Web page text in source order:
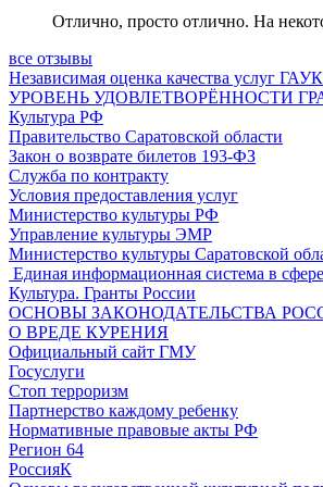
Отлично, просто отлично. На
все отзывы
Независимая оценка качества услуг
УРОВЕНЬ УДОВЛЕТВОРЁННОСТИ
Культура РФ
Правительство Саратовской области
Закон о возврате билетов 193-ФЗ
Служба по контракту
Условия предоставления услуг
Министерство культуры РФ
Управление культуры ЭМР
Министерство культуры Саратовской
Единая информационная система в
Культура. Гранты России
ОСНОВЫ ЗАКОНОДАТЕЛЬСТВА
О ВРЕДЕ КУРЕНИЯ
Официальный сайт ГМУ
Госуслуги
Стоп терроризм
Партнерство каждому ребенку
Нормативные правовые акты РФ
Регион 64
РоссияК